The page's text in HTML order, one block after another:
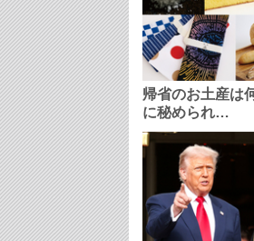
帰省のお土産は
に秘められ…